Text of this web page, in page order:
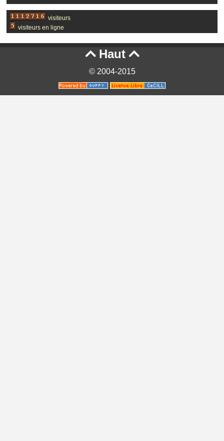
visiteurs
visiteurs en ligne
Haut 
© 2004-2015